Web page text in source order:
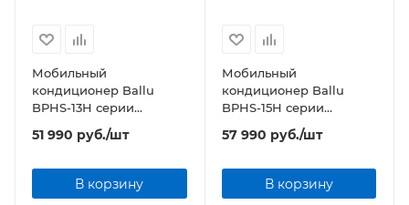
Мобильный
кондиционер Ballu
BPHS-13H серии
Platinum Comfort
51 990 руб./шт
В корзину
Мобильный
кондиционер Ballu
BPHS-15H серии
Platinum Comfort
57 990 руб./шт
В корзину